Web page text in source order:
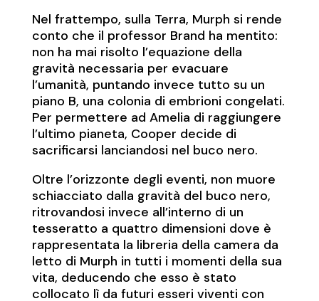
Nel frattempo, sulla Terra, Murph si rende
conto che il professor Brand ha mentito:
non ha mai risolto l’equazione della
gravità necessaria per evacuare
l’umanità, puntando invece tutto su un
piano B, una colonia di embrioni congelati.
Per permettere ad Amelia di raggiungere
l’ultimo pianeta, Cooper decide di
sacrificarsi lanciandosi nel buco nero.
Oltre l’orizzonte degli eventi, non muore
schiacciato dalla gravità del buco nero,
ritrovandosi invece all’interno di un
tesseratto a quattro dimensioni dove è
rappresentata la libreria della camera da
letto di Murph in tutti i momenti della sua
vita, deducendo che esso è stato
collocato lì da futuri esseri viventi con